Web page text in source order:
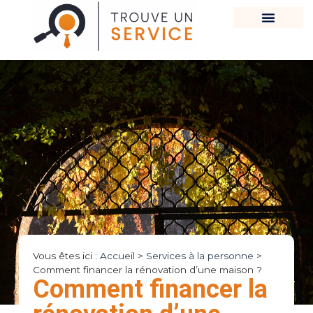
Vous êtes ici : Accueil > Services à la personne >
Comment financer la rénovation d’une maison ?
Comment financer la